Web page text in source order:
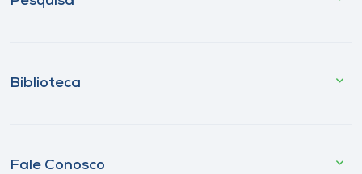
Biblioteca
Fale Conosco